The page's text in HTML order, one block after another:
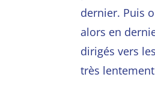
dernier. Puis
alors en
dirigés vers
très